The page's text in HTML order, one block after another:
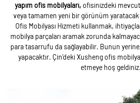
yapım ofis mobilyaları, ofisinizdeki
veya tamamen yeni bir görünüm
Ofis Mobilyası Hizmeti kullanmak,
mobilya parçaları aramak zorunda
para tasarrufu da sağlayabilir. Bunun
yapacaktır. Çin'deki Xusheng ofis
etmeye hoş geldiniz.